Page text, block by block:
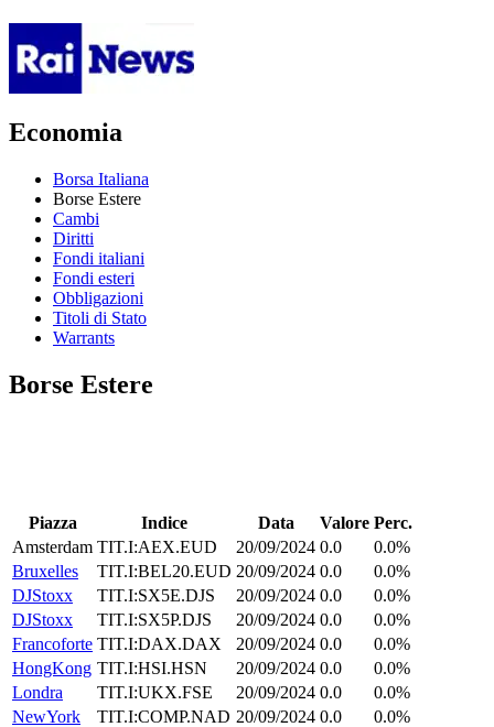
Economia
Borsa Italiana
Borse Estere
Cambi
Diritti
Fondi italiani
Fondi esteri
Obbligazioni
Titoli di Stato
Warrants
Borse Estere
Piazza Indice Data Valore Perc.
Amsterdam TIT.I:AEX.EUD 20/09/2024 0.0
0.0%
Bruxelles
TIT.I:BEL20.EUD 20/09/2024 0.0
0.0%
DJStoxx
TIT.I:SX5E.DJS 20/09/2024 0.0
0.0%
DJStoxx
TIT.I:SX5P.DJS 20/09/2024 0.0
0.0%
Francoforte TIT.I:DAX.DAX 20/09/2024 0.0
0.0%
HongKong TIT.I:HSI.HSN 20/09/2024 0.0
0.0%
Londra
TIT.I:UKX.FSE 20/09/2024 0.0
0.0%
NewYork
TIT.I:COMP.NAD 20/09/2024 0.0
0.0%